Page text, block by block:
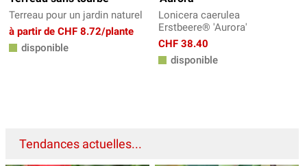
Terreau pour un jardin naturel
à partir de CHF 8.72/plante
disponible
Lonicera caerulea
Erstbeere® 'Aurora'
CHF 38.40
disponible
Tendances actuelles...